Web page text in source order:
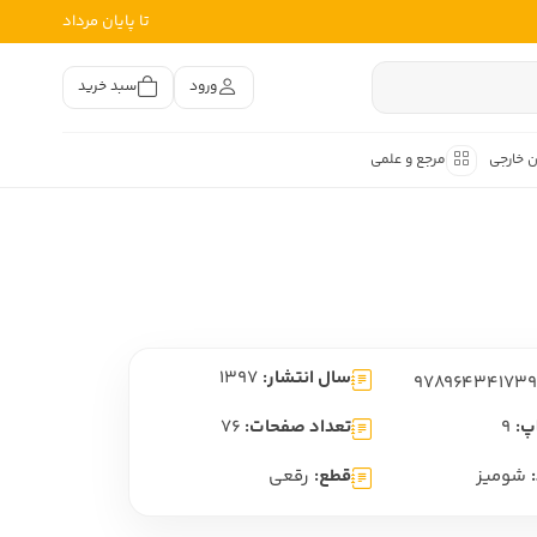
تا پایان مرداد
ورود سبد خرید
خارجی مرجع و علمی
فارسی
متون کهن
سال انتشار: 1397
9 تعداد صفحات: 76
شومیز قطع: رقعی